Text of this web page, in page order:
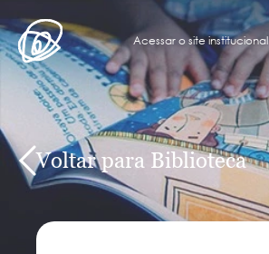
Acessar o site institucional
Voltar para Biblioteca